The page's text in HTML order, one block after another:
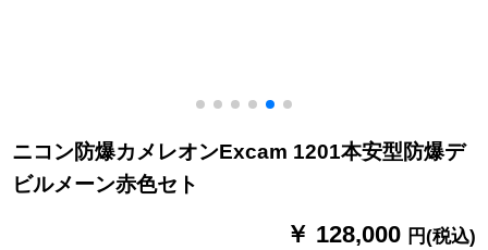
ニコン防爆カメレオンExcam 1201本安型防爆デ
ビルメーン赤色セト
￥ 128,000 円(税込)